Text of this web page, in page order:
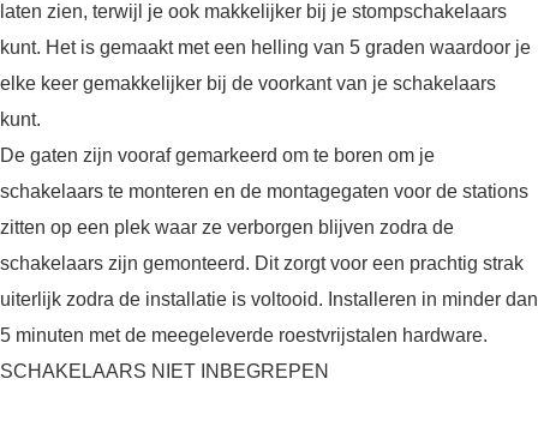
laten zien, terwijl je ook makkelijker bij je stompschakelaars
kunt. Het is gemaakt met een helling van 5 graden waardoor je
elke keer gemakkelijker bij de voorkant van je schakelaars
kunt.
De gaten zijn vooraf gemarkeerd om te boren om je
schakelaars te monteren en de montagegaten voor de stations
zitten op een plek waar ze verborgen blijven zodra de
schakelaars zijn gemonteerd. Dit zorgt voor een prachtig strak
uiterlijk zodra de installatie is voltooid. Installeren in minder dan
5 minuten met de meegeleverde roestvrijstalen hardware.
SCHAKELAARS NIET INBEGREPEN